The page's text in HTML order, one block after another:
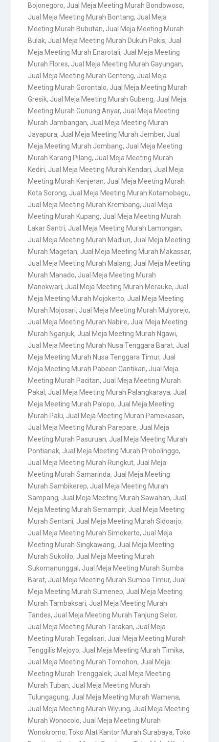
Bojonegoro, Jual Meja Meeting Murah Bondowoso,
Jual Meja Meeting Murah Bontang, Jual Meja
Meeting Murah Bubutan, Jual Meja Meeting Murah
Bulak, Jual Meja Meeting Murah Dukuh Pakis, Jual
Meja Meeting Murah Enarotali, Jual Meja Meeting
Murah Flores, Jual Meja Meeting Murah Gayungan,
Jual Meja Meeting Murah Genteng, Jual Meja
Meeting Murah Gorontalo, Jual Meja Meeting Murah
Gresik, Jual Meja Meeting Murah Gubeng, Jual Meja
Meeting Murah Gunung Anyar, Jual Meja Meeting
Murah Jambangan, Jual Meja Meeting Murah
Jayapura, Jual Meja Meeting Murah Jember, Jual
Meja Meeting Murah Jombang, Jual Meja Meeting
Murah Karang Pilang, Jual Meja Meeting Murah
Kediri, Jual Meja Meeting Murah Kendari, Jual Meja
Meeting Murah Kenjeran, Jual Meja Meeting Murah
Kota Sorong, Jual Meja Meeting Murah Kotamobagu,
Jual Meja Meeting Murah Krembang, Jual Meja
Meeting Murah Kupang, Jual Meja Meeting Murah
Lakar Santri, Jual Meja Meeting Murah Lamongan,
Jual Meja Meeting Murah Madiun, Jual Meja Meeting
Murah Magetan, Jual Meja Meeting Murah Makassar,
Jual Meja Meeting Murah Malang, Jual Meja Meeting
Murah Manado, Jual Meja Meeting Murah
Manokwari, Jual Meja Meeting Murah Merauke, Jual
Meja Meeting Murah Mojokerto, Jual Meja Meeting
Murah Mojosari, Jual Meja Meeting Murah Mulyorejo,
Jual Meja Meeting Murah Nabire, Jual Meja Meeting
Murah Nganjuk, Jual Meja Meeting Murah Ngawi,
Jual Meja Meeting Murah Nusa Tenggara Barat, Jual
Meja Meeting Murah Nusa Tenggara Timur, Jual
Meja Meeting Murah Pabean Cantikan, Jual Meja
Meeting Murah Pacitan, Jual Meja Meeting Murah
Pakal , Jual Meja Meeting Murah Palangkaraya, Jual
Meja Meeting Murah Palopo, Jual Meja Meeting
Murah Palu, Jual Meja Meeting Murah Pamekasan,
Jual Meja Meeting Murah Parepare, Jual Meja
Meeting Murah Pasuruan, Jual Meja Meeting Murah
Pontianak, Jual Meja Meeting Murah Probolinggo,
Jual Meja Meeting Murah Rungkut, Jual Meja
Meeting Murah Samarinda, Jual Meja Meeting
Murah Sambikerep, Jual Meja Meeting Murah
Sampang, Jual Meja Meeting Murah Sawahan, Jual
Meja Meeting Murah Semampir, Jual Meja Meeting
Murah Sentani, Jual Meja Meeting Murah Sidoarjo,
Jual Meja Meeting Murah Simokerto, Jual Meja
Meeting Murah Singkawang, Jual Meja Meeting
Murah Sukolilo, Jual Meja Meeting Murah
Sukomanunggal , Jual Meja Meeting Murah Sumba
Barat, Jual Meja Meeting Murah Sumba Timur, Jual
Meja Meeting Murah Sumenep, Jual Meja Meeting
Murah Tambaksari, Jual Meja Meeting Murah
Tandes, Jual Meja Meeting Murah Tanjung Selor,
Jual Meja Meeting Murah Tarakan, Jual Meja
Meeting Murah Tegalsari, Jual Meja Meeting Murah
Tenggilis Mejoyo, Jual Meja Meeting Murah Timika,
Jual Meja Meeting Murah Tomohon, Jual Meja
Meeting Murah Trenggalek, Jual Meja Meeting
Murah Tuban, Jual Meja Meeting Murah
Tulungagung, Jual Meja Meeting Murah Wamena,
Jual Meja Meeting Murah Wiyung, Jual Meja Meeting
Murah Wonocolo, Jual Meja Meeting Murah
Wonokromo, Toko Alat Kantor Murah Surabaya, Toko